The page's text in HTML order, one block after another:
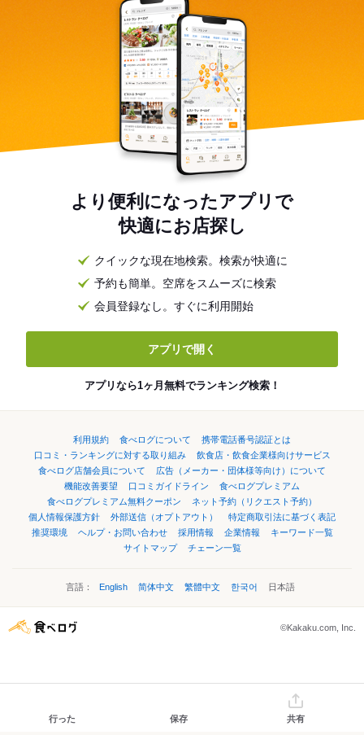
より便利になったアプリで
快適にお店探し
クイックな現在地検索。検索が快適に
予約も簡単。空席をスムーズに検索
会員登録なし。すぐに利用開始
アプリで開く
アプリなら1ヶ月無料でランキング検索！
利用規約 食べログについて
携帯電話番号認証とは
口コミ・ランキングに対する取り組み
飲食店・飲食企業様向けサービス
食べログ店舗会員について
広告（メーカー・団体様等向け）について
機能改善要望
口コミガイドライン
食べログプレミアム
食べログプレミアム無料クーポン
ネット予約（リクエスト予約）
個人情報保護方針
外部送信（オプトアウト）
特定商取引法に基づく表記
推奨環境
ヘルプ・お問い合わせ 採用情報 企業情報
キーワード一覧
サイトマップ
チェーン一覧
言語： English 简体中文 繁體中文 한국어 日本語
©Kakaku.com, Inc.
行った 保存 共有